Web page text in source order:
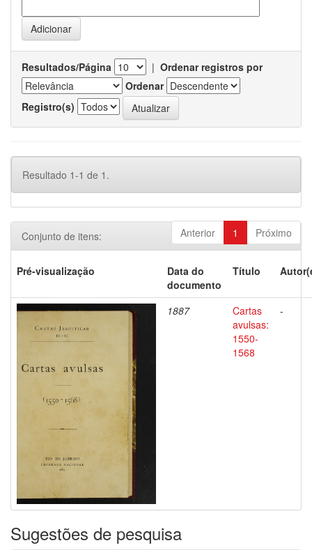
Resultados/Página | Ordenar registros por
Ordenar
Registro(s)
Resultado 1-1 de 1.
Anterior 1 Próximo
Conjunto de itens:
Pré-visualização
Data do
documento
Título
1887
Cartas
avulsas:
1550-
1568
-
Sugestões de pesquisa